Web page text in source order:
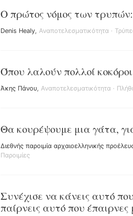
Ο πρώτος νόμος των
Denis Healy, Αναποτελεσματικότητα ·
Όπου λαλούν πολλοί
Άκης Πάνου, Αναποτελεσματικότητα ·
Θα κουρέψουμε μια γάτα,
Διεθνής παροιμία αρχαιοελληνικής
Παροιμίες
Συνέχισε να κάνεις αυτό
παίρνεις αυτό που